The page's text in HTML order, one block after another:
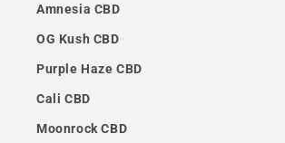
Amnesia CBD
OG Kush CBD
Purple Haze CBD
Cali CBD
Moonrock CBD